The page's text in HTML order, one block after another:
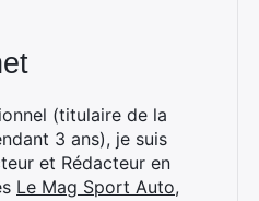
(titulaire de la
3 ans), je suis
et Rédacteur en
Le Mag Sport Auto,